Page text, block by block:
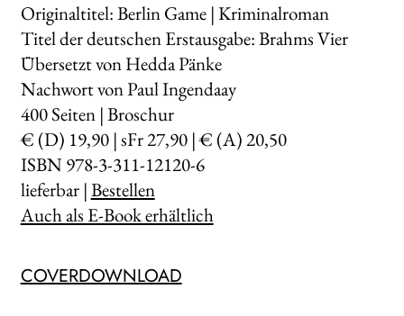
Originaltitel: Berlin Game | Kriminalroman
Titel der deutschen Erstausgabe: Brahms Vier
Übersetzt von Hedda Pänke
Nachwort von Paul Ingendaay
400Seiten | Broschur
€ (D) 19,90 | sFr 27,90 | € (A) 20,50
ISBN 978-3-311-12120-6
lieferbar |Bestellen
Auch als E-Book erhältlich
COVERDOWNLOAD